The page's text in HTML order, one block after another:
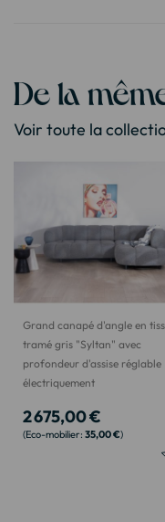
De la
Voir toute la
Grand canapé d'angle en
tramé gris "Syltan" avec
profondeur d'assise réglable
électriquement
2 675,00 €
35,00 €